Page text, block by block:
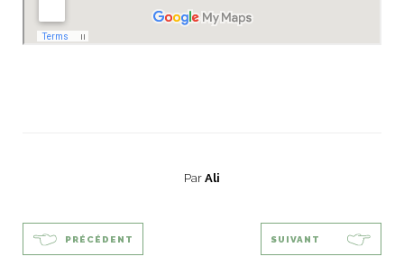
Par Ali
PRÉCÉDENT SUIVANT